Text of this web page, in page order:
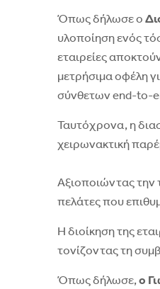
Όπως δήλωσε ο
υλοποίηση ενός
εταιρείες
μετρήσιμα οφέλη
σύνθετων end-to-
Ταυτόχρονα, η
χειρωνακτική
Αξιοποιώντας την
πελάτες που
Η διοίκηση της
τονίζοντας τη
Όπως δήλωσε, o